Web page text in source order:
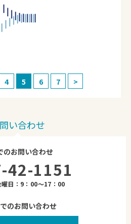
4 5 6 7 >
い合わせ
のお問い合わせ
42-1151
曜日：9：00～17：00
のお問い合わせ